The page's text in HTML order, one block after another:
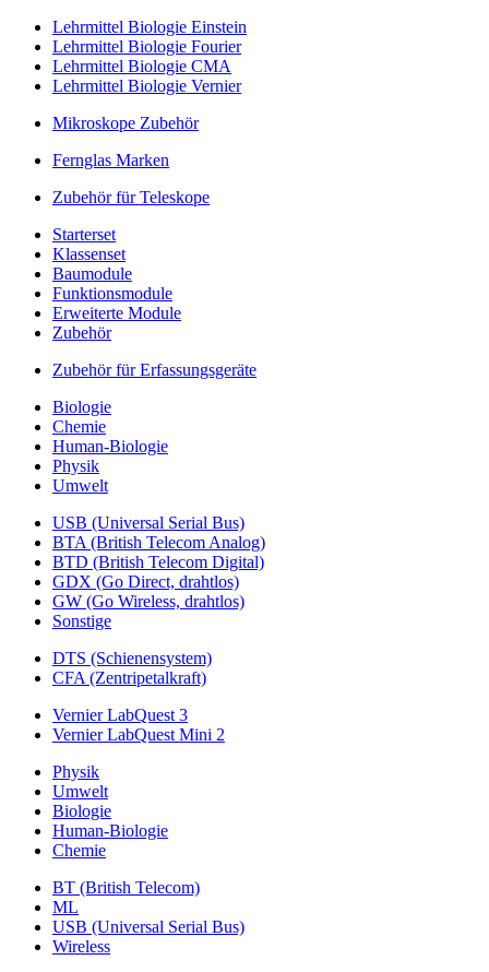
Lehrmittel Biologie Einstein
Lehrmittel Biologie Fourier
Lehrmittel Biologie CMA
Lehrmittel Biologie Vernier
Mikroskope Zubehör
Fernglas Marken
Zubehör für Teleskope
Starterset
Klassenset
Baumodule
Funktionsmodule
Erweiterte Module
Zubehör
Zubehör für Erfassungsgeräte
Biologie
Chemie
Human-Biologie
Physik
Umwelt
USB (Universal Serial Bus)
BTA (British Telecom Analog)
BTD (British Telecom Digital)
GDX (Go Direct, drahtlos)
GW (Go Wireless, drahtlos)
Sonstige
DTS (Schienensystem)
CFA (Zentripetalkraft)
Vernier LabQuest 3
Vernier LabQuest Mini 2
Physik
Umwelt
Biologie
Human-Biologie
Chemie
BT (British Telecom)
ML
USB (Universal Serial Bus)
Wireless